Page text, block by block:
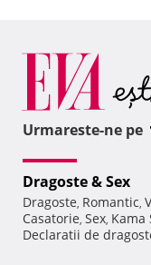
Urmareste-ne pe
Dragoste & Sex
Dragoste, Romantic,
Casatorie, Sex, Kama
Declaratii de